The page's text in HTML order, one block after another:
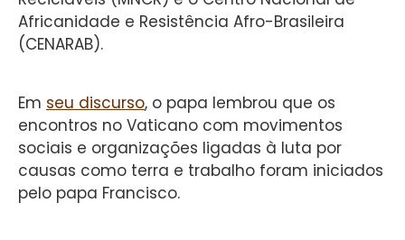
Africanidade e Resistência Afro-Brasileira
(CENARAB).
Em seu discurso, o papa lembrou que os
encontros no Vaticano com movimentos
sociais e organizações ligadas à luta por
causas como terra e trabalho foram iniciados
pelo papa Francisco.